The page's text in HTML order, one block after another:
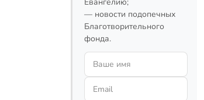
— новости подопечных
Благотворительного
фонда.